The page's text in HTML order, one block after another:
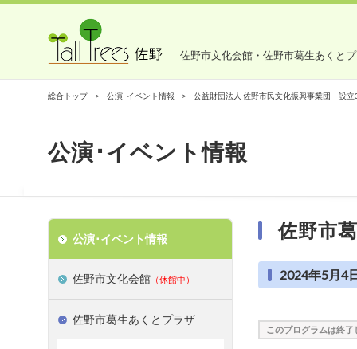
佐野市文化会館・佐野市葛生あくと
総合トップ 公演･イベント情報 公益財団法人 佐野市民文化振興事業団 設立
公演･イベント情報
佐野市
2024年5月4
このプログラムは終了
公演･イベント情報
佐野市文化会館 （休館中）
佐野市葛生あくとプラザ